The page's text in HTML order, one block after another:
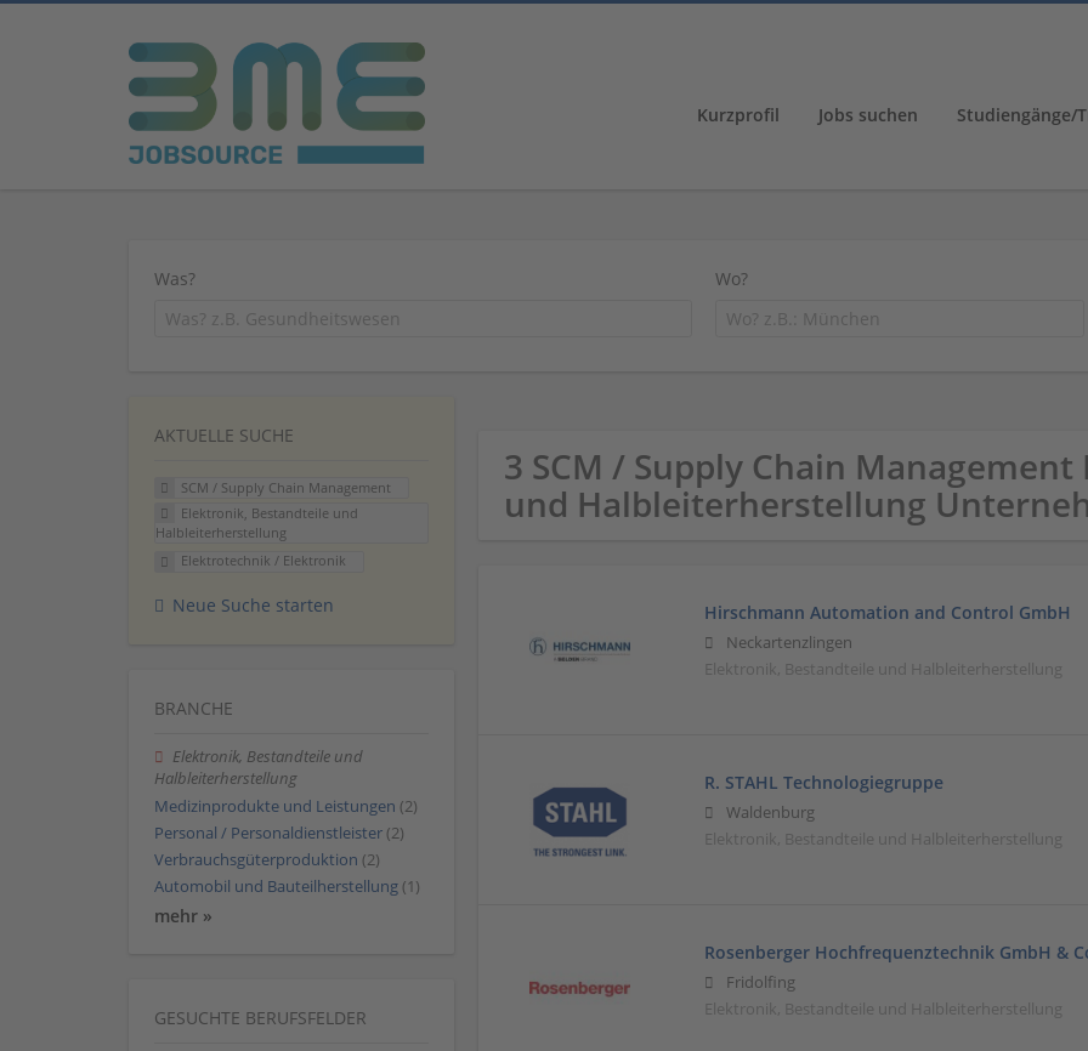
Kurzprofil Jobs suchen Studiengänge/
Was? Wo?
3 SCM / Supply Chain
und Halbleiterherstellung
Hirschmann Automation and Control GmbH
Neckartenzlingen
Elektronik, Bestandteile und Halbleiterherstellung
R. STAHL Technologiegruppe
Waldenburg
Elektronik, Bestandteile und Halbleiterherstellung
Rosenberger Hochfrequenztechnik GmbH &
Fridolfing
Elektronik, Bestandteile und Halbleiterherstellung
AKTUELLE SUCHE
SCM / Supply Chain Management
Elektronik, Bestandteile und
Halbleiterherstellung
Elektrotechnik / Elektronik
Neue Suche starten
BRANCHE
Elektronik, Bestandteile und
Halbleiterherstellung
Medizinprodukte und Leistungen (2)
Personal / Personaldienstleister (2)
Verbrauchsgüterproduktion (2)
Automobil und Bauteilherstellung (1)
mehr »
GESUCHTE BERUFSFELDER